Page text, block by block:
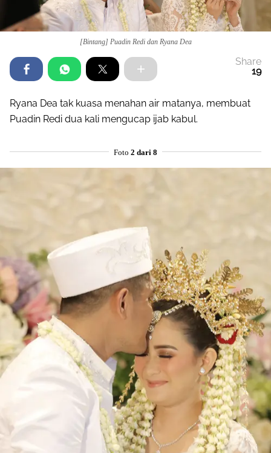
[Bintang] Puadin Redi dan Ryana Dea
Share
19
Ryana Dea tak kuasa menahan air matanya, membuat
Puadin Redi dua kali mengucap ijab kabul.
Foto 2 dari 8